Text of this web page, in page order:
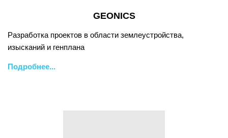
GEONICS
Разработка проектов в области землеустройства,
изысканий и генплана
Подробнее...